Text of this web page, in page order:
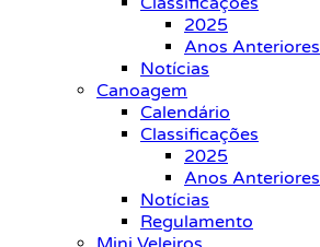
2025
Anos Anteriores
Notícias
Canoagem
Calendário
Classificações
2025
Anos Anteriores
Notícias
Regulamento